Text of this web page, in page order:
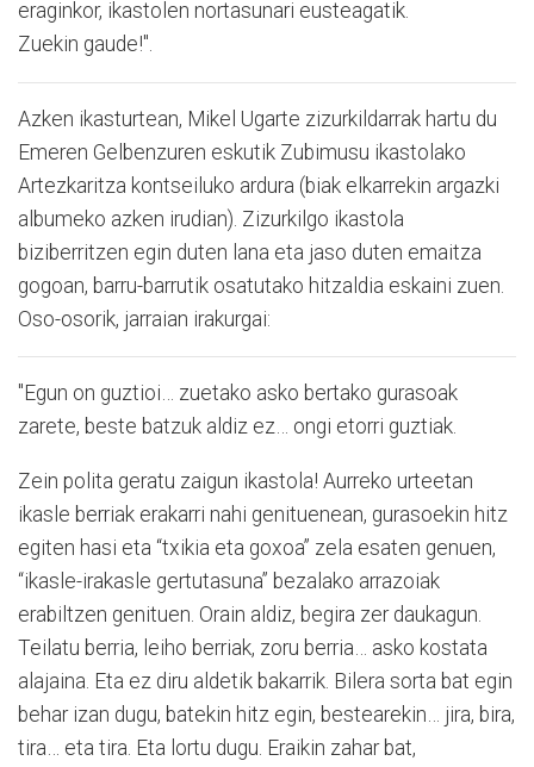
eraginkor, ikastolen nortasunari eusteagatik.
Zuekin gaude!".
Azken ikasturtean, Mikel Ugarte zizurkildarrak hartu du
Emeren Gelbenzuren eskutik Zubimusu ikastolako
Artezkaritza kontseiluko ardura (biak elkarrekin argazki
albumeko azken irudian). Zizurkilgo ikastola
biziberritzen egin duten lana eta jaso duten emaitza
gogoan, barru-barrutik osatutako hitzaldia eskaini zuen.
Oso-osorik, jarraian irakurgai:
"Egun on guztioi… zuetako asko bertako gurasoak
zarete, beste batzuk aldiz ez… ongi etorri guztiak.
Zein polita geratu zaigun ikastola! Aurreko urteetan
ikasle berriak erakarri nahi genituenean, gurasoekin hitz
egiten hasi eta “txikia eta goxoa” zela esaten genuen,
“ikasle-irakasle gertutasuna” bezalako arrazoiak
erabiltzen genituen. Orain aldiz, begira zer daukagun.
Teilatu berria, leiho berriak, zoru berria… asko kostata
alajaina. Eta ez diru aldetik bakarrik. Bilera sorta bat egin
behar izan dugu, batekin hitz egin, bestearekin… jira, bira,
tira… eta tira. Eta lortu dugu. Eraikin zahar bat,